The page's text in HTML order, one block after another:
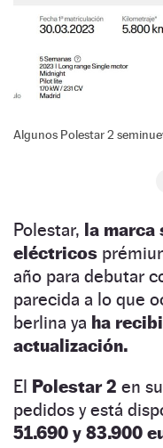
Algunos Polestar 2
Polestar, la marca
eléctricos
año para debutar
parecida a lo que
berlina ya ha
actualización.
El Polestar 2 en
pedidos y está
51.690 y 83.900